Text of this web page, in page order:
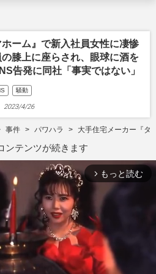
ーム』で新入社員女性に凄惨
膝上に座らされ、眼球に酒を
告発に同社「事実ではない」
騒動
2023/4/26
事件 パワハラ 大手住宅メーカー『タ
ンテンツが続きます
arrow_forward_ios もっと読む